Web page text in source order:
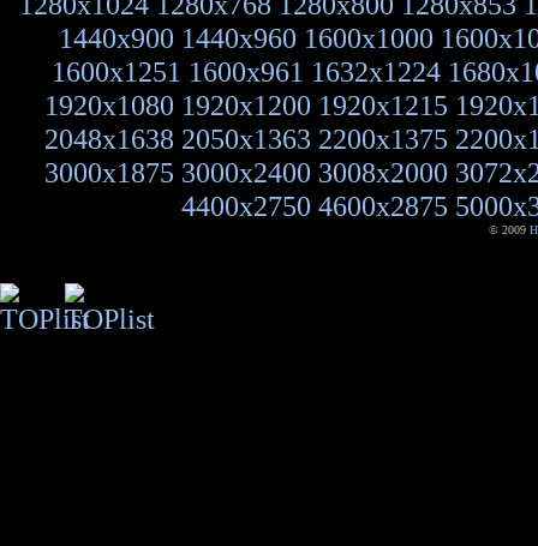
1440x900 1440x960 1600x1000
1600x1251 1600x961 1632x1224
1920x1080 1920x1200 1920x1215
2048x1638 2050x1363 2200x1375
3000x1875 3000x2400 3008x2000
4400x2750 4600x2875
© 2009